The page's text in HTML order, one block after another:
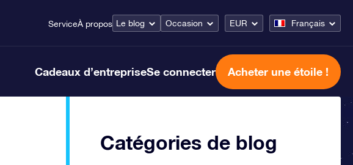
ServiceÀ propos Le blog Occasion EUR Français
Cadeaux d’entrepriseSe connecter Acheter une étoile !
Catégories de blog